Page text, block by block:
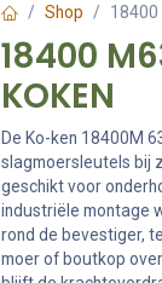
Shop 18400
18400
KOKEN
De Ko-ken 18400M
slagmoersleutels bij
geschikt voor
industriële montage
rond de bevestiger,
moer of boutkop